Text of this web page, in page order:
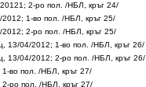
2-ро пол. /НБЛ, кръг 24/
1-во пол. /НБЛ, кръг 25/
2-ро пол. /НБЛ, кръг 25/
13/04/2012; 1-во пол. /НБЛ, кръг 26/
13/04/2012; 2-ро пол. /НБЛ, кръг 26/
во пол. /НБЛ, кръг 27/
ро пол. /НБЛ, кръг 27/